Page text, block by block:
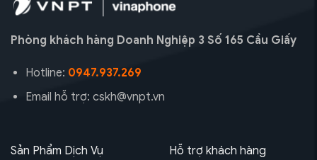
Phòng khách hàng Doanh Nghiệp 3 Số 165 Cầu Giấy
Hotline: 0947.937.269
Email hỗ trợ: cskh@vnpt.vn
Sản Phẩm Dịch Vụ
Hỗ trợ khách hàng